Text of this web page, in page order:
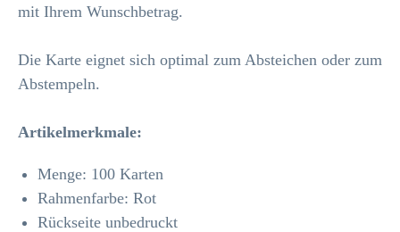
mit Ihrem Wunschbetrag.
Die Karte eignet sich optimal zum Absteichen oder zum
Abstempeln.
Artikelmerkmale:
Menge: 100 Karten
Rahmenfarbe: Rot
Rückseite unbedruckt